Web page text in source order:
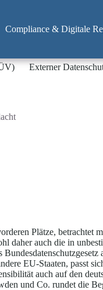
Compliance & Digitale
Externer
Plätze, betrachtet
daher auch die in
EU-Staaten, passt
auch auf den
und Co. rundet die